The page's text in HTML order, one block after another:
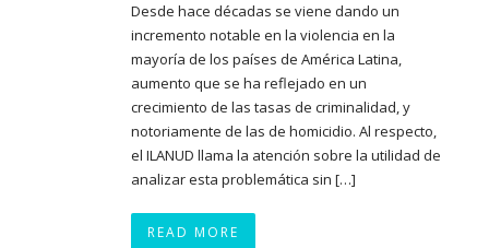
Desde hace décadas se viene dando un
incremento notable en la violencia en la
mayoría de los países de América Latina,
aumento que se ha reflejado en un
crecimiento de las tasas de criminalidad, y
notoriamente de las de homicidio. Al respecto,
el ILANUD llama la atención sobre la utilidad de
analizar esta problemática sin […]
READ MORE